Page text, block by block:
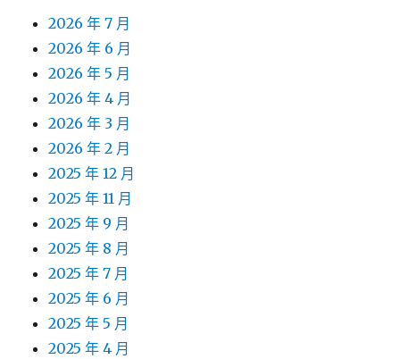
2026 年 7 月
2026 年 6 月
2026 年 5 月
2026 年 4 月
2026 年 3 月
2026 年 2 月
2025 年 12 月
2025 年 11 月
2025 年 9 月
2025 年 8 月
2025 年 7 月
2025 年 6 月
2025 年 5 月
2025 年 4 月